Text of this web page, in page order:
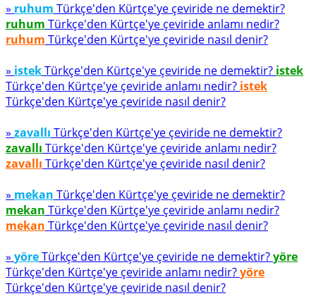
» ruhum Türkçe'den Kürtçe'ye çeviride ne demektir?
ruhum Türkçe'den Kürtçe'ye çeviride anlamı nedir?
ruhum Türkçe'den Kürtçe'ye çeviride nasıl denir?
» istekTürkçe'den Kürtçe'ye çeviride ne demektir? istek
Türkçe'den Kürtçe'ye çeviride anlamı nedir? istek
Türkçe'den Kürtçe'ye çeviride nasıl denir?
» zavallı Türkçe'den Kürtçe'ye çeviride ne demektir?
zavallı Türkçe'den Kürtçe'ye çeviride anlamı nedir?
zavallı Türkçe'den Kürtçe'ye çeviride nasıl denir?
» mekan Türkçe'den Kürtçe'ye çeviride ne demektir?
mekan Türkçe'den Kürtçe'ye çeviride anlamı nedir?
mekan Türkçe'den Kürtçe'ye çeviride nasıl denir?
» yöreTürkçe'den Kürtçe'ye çeviride ne demektir?yöre
Türkçe'den Kürtçe'ye çeviride anlamı nedir?yöre
Türkçe'den Kürtçe'ye çeviride nasıl denir?